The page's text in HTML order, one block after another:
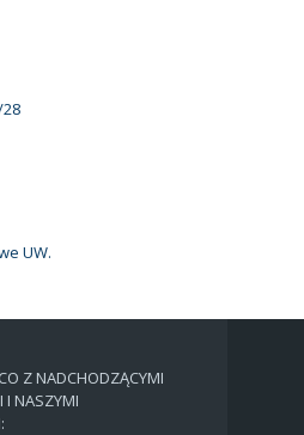
UW.
Z NADCHODZĄCYMI
I NASZYMI